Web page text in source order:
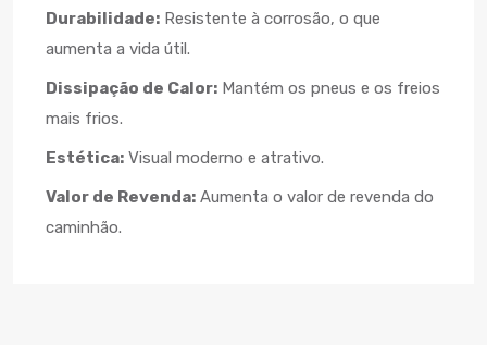
Durabilidade: Resistente à corrosão, o que
aumenta a vida útil.
Dissipação de Calor: Mantém os pneus e os freios
mais frios.
Estética: Visual moderno e atrativo.
Valor de Revenda: Aumenta o valor de revenda do
caminhão.